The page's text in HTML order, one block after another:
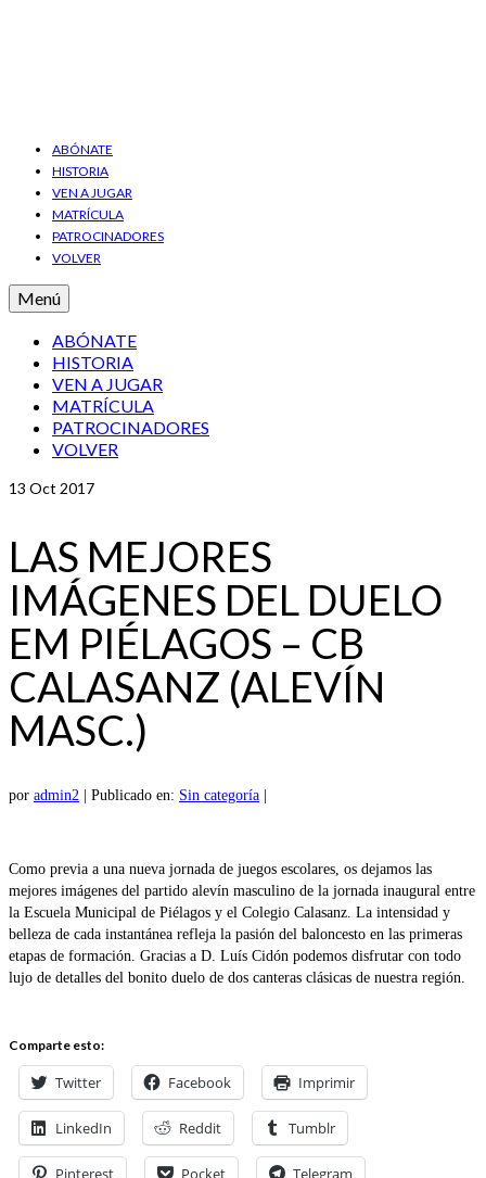
ABÓNATE
HISTORIA
VEN A JUGAR
MATRÍCULA
PATROCINADORES
VOLVER
Menú
ABÓNATE
HISTORIA
VEN A JUGAR
MATRÍCULA
PATROCINADORES
VOLVER
13 Oct 2017
LAS MEJORES
IMÁGENES DEL DUELO
EM PIÉLAGOS – CB
CALASANZ (ALEVÍN
MASC.)
por admin2 Publicado en: Sin categoría
Como previa a una nueva jornada de juegos escolares, os dejamos las
mejores imágenes del partido alevín masculino de la jornada inaugural entre
la Escuela Municipal de Piélagos y el Colegio Calasanz. La intensidad y
belleza de cada instantánea refleja la pasión del baloncesto en las primeras
etapas de formación. Gracias a D. Luís Cidón podemos disfrutar con todo
lujo de detalles del bonito duelo de dos canteras clásicas de nuestra región.
Comparte esto:
Twitter Facebook Imprimir
LinkedIn Reddit Tumblr
Pinterest Pocket Telegram